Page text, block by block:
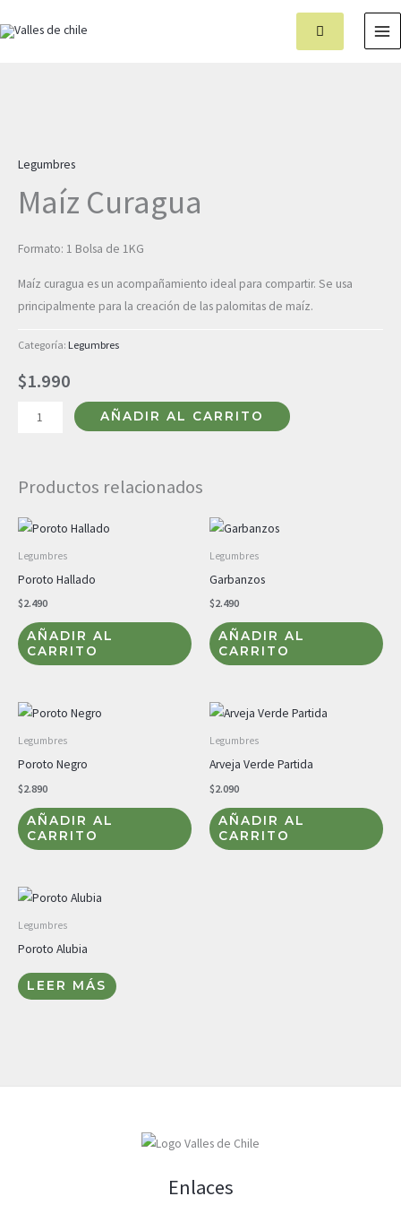
al
Legumbres
Maíz Curagua
Formato: 1 Bolsa de 1KG
Maíz curagua es un acompañamiento ideal para compartir. Se usa
principalmente para la creación de las palomitas de maíz.
Categoría: Legumbres
$1.990
cantidad
AÑADIR AL CARRITO
Productos relacionados
Legumbres
Poroto Hallado
$2.490
AÑADIR AL
CARRITO
Legumbres
Garbanzos
$2.490
AÑADIR AL
CARRITO
Legumbres
Poroto Negro
$2.890
AÑADIR AL
CARRITO
Legumbres
Arveja Verde Partida
$2.090
AÑADIR AL
CARRITO
Legumbres
Poroto Alubia
LEER MÁS
Enlaces